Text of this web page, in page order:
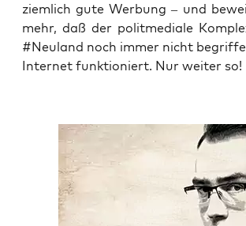
ziem­lich gute Wer­bung – und
mehr, daß der polit­me­dia­le
#Neu­land noch immer nicht
Inter­net funk­tio­niert. Nur wei­ter so!